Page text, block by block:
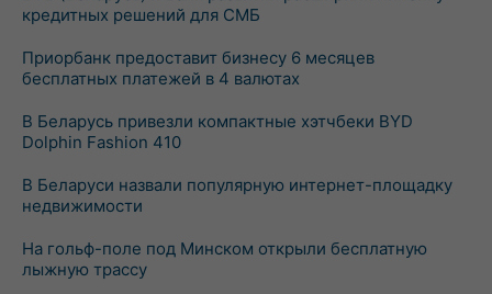
кредитных решений для СМБ
Приорбанк предоставит бизнесу 6 месяцев
бесплатных платежей в 4 валютах
В Беларусь привезли компактные хэтчбеки BYD
Dolphin Fashion 410
В Беларуси назвали популярную интернет-площадку
недвижимости
На гольф-поле под Минском открыли бесплатную
лыжную трассу